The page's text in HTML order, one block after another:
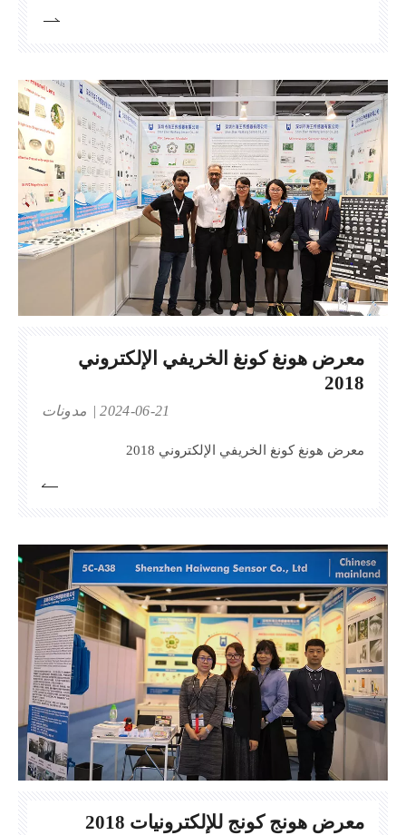
معرض هونغ كونغ الخريفي الإلكتروني
2018
مدونات 2024-06-21
معرض هونغ كونغ الخريفي الإلكتروني 2018
معرض هونج كونج للإلكترونيات 2018